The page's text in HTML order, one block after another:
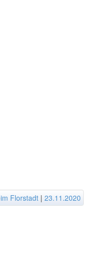
Florstadt | 23.11.2020